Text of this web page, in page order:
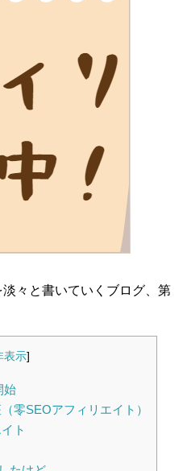
々と書いていくブログ、第
表示]
始
零SEOアフィリエイト）
ト